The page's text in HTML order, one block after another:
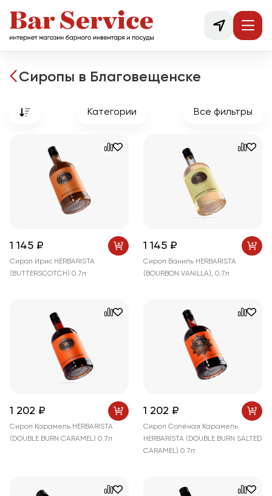
Сиропы в Благовещенске
Категории Все фильтры
1 145 ₽
Сироп Ирис HERBARISTA
(BUTTERSCOTCH) 0.7л
1 145 ₽
Сироп Ваниль HERBARISTA
(BOURBON VANILLA), 0.7л
1 202 ₽
Сироп Карамель HERBARISTA
(DOUBLE BURN CARAMEL) 0.7л
1 202 ₽
Сироп Солёная Карамель
HERBARISTA (DOUBLE BURN SALTED
CARAMEL) 0.7л